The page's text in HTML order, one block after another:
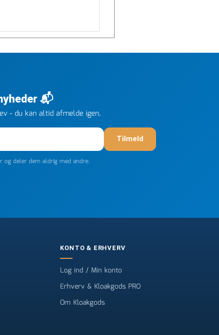
📬
- du kan altid afmelde igen.
Tilmeld
og deler dem aldrig med andre.
KONTO & ERHVERV
Log ind / Min konto
Erhverv & Kloakgods PRO
Om Kloakgods